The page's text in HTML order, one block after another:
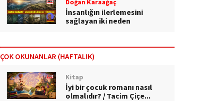
Doğan Karaağaç
İnsanlığın ilerlemesini
sağlayan iki neden
ÇOK OKUNANLAR (HAFTALIK)
Kitap
İyi bir çocuk romanı nasıl
olmalıdır? / Tacim Çiçe...